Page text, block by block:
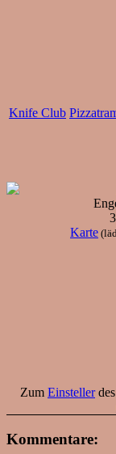
Knife Club
Karte
Zum Einsteller
Kommentare: